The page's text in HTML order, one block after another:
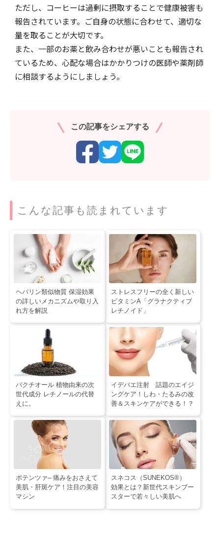
ただし、コーヒーは過剰に摂取することで健康被害も
報告されています。ご自身の状態に合わせて、適切な
量を取ることが大切です。
また、一部のお薬と飲み合わせが悪いことも報告され
ているため、心配な場合はかかりつけの医師や薬剤師
に相談するようにしましょう。
この記事をシェアする
こんな記事も読まれています
ヘパリン類似物質 保湿効果
の詳しいメカニズムや取り入
れ方を解説
ストレスフリーの全く新しい
ビタミンA「グラナクティブ
レチノイド」
バクチオール 植物由来の次
世代成分 レチノールの代替
えに。
イデバエ注射 話題のエイジ
ングケア！しわ・たるみの改
善＆スキンケアができる！？
ポテンツァ– 痛みをおさえて
美肌・肝斑ケア！注目の美容
マシン
スネコス（SUNEKOS®）
効果とは？新世代スキンブー
スターで若々しい美肌へ